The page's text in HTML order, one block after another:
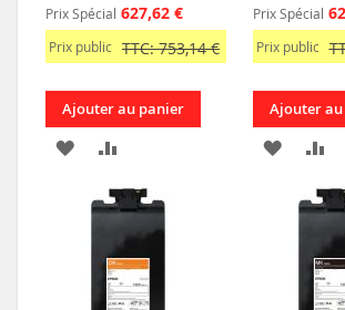
Prix Spécial 627,62 €
Prix public TTC: 753,14 €
Ajouter au panier
AJOUTER
LISTE
D’ENVIE
AU
COMPARATEUR
Prix Spécial
Prix public
Ajouter
AJOUTER
LISTE
D’ENVIE